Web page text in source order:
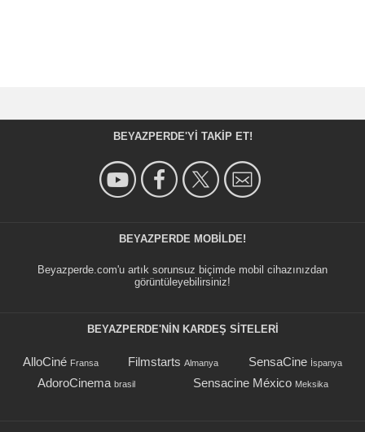
BEYAZPERDE'YI TAKIP ET!
BEYAZPERDE MOBILDE!
Beyazperde.com'u artık sorunsuz biçimde mobil cihazınızdan
görüntüleyebilirsiniz!
BEYAZPERDE'NIN KARDEŞ SİTELERİ
AlloCiné Fransa Filmstarts Almanya SensaCine İspanya
AdoroCinema brasil Sensacine México Meksika